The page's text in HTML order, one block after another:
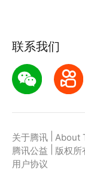
联系我们
关于腾讯 About
腾讯公益
版权所
用户协议